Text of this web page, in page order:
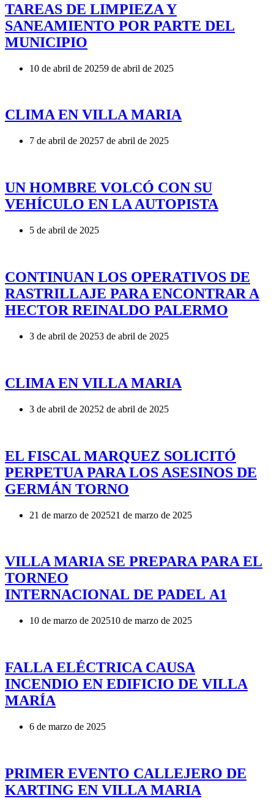
TAREAS DE LIMPIEZA Y
SANEAMIENTO POR PARTE DEL
MUNICIPIO
10 de abril de 20259 de abril de 2025
CLIMA EN VILLA MARIA
7 de abril de 20257 de abril de 2025
UN HOMBRE VOLCÓ CON SU
VEHÍCULO EN LA AUTOPISTA
5 de abril de 2025
CONTINUAN LOS OPERATIVOS DE
RASTRILLAJE PARA ENCONTRAR A
HECTOR REINALDO PALERMO
3 de abril de 20253 de abril de 2025
CLIMA EN VILLA MARIA
3 de abril de 20252 de abril de 2025
EL FISCAL MARQUEZ SOLICITÓ
PERPETUA PARA LOS ASESINOS DE
GERMÁN TORNO
21 de marzo de 202521 de marzo de 2025
VILLA MARIA SE PREPARA PARA EL
TORNEO
INTERNACIONAL DE PADEL A1
10 de marzo de 202510 de marzo de 2025
FALLA ELÉCTRICA CAUSA
INCENDIO EN EDIFICIO DE VILLA
MARÍA
6 de marzo de 2025
PRIMER EVENTO CALLEJERO DE
KARTING EN VILLA MARIA